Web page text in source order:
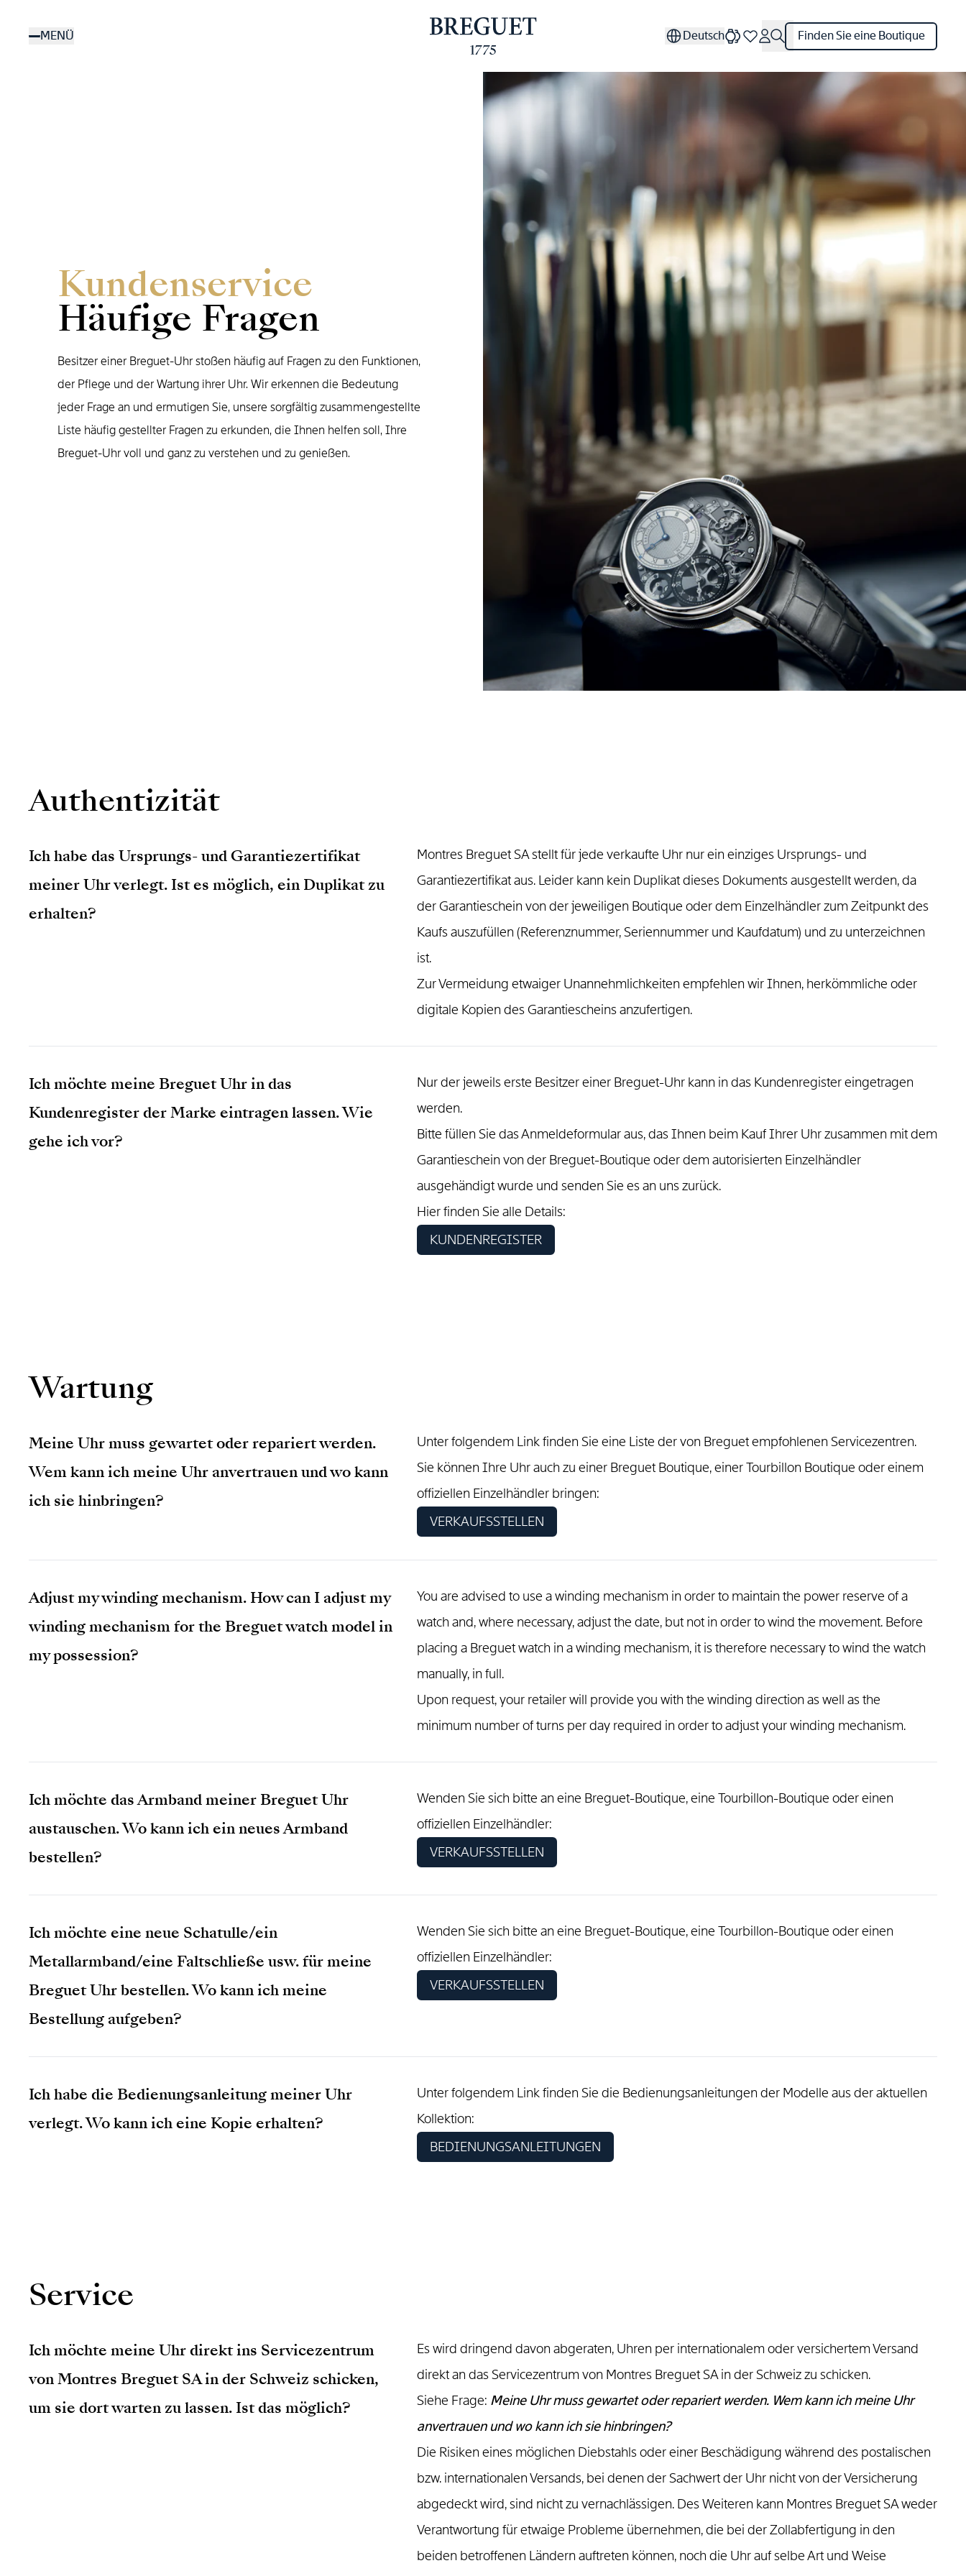
MENÜ Deutsch Finden Sie eine Boutique
Kundenservice
Häufige Fragen
Besitzer einer Breguet-Uhr stoßen häufig auf Fragen zu den Funktionen,
der Pflege und der Wartung ihrer Uhr. Wir erkennen die Bedeutung
jeder Frage an und ermutigen Sie, unsere sorgfältig zusammengestellte
Liste häufig gestellter Fragen zu erkunden, die Ihnen helfen soll, Ihre
Breguet-Uhr voll und ganz zu verstehen und zu genießen.
Authentizität
Ich habe das Ursprungs- und Garantiezertifikat
meiner Uhr verlegt. Ist es möglich, ein Duplikat zu
erhalten?
Montres Breguet SA stellt für jede verkaufte Uhr nur ein einziges Ursprungs- und
Garantiezertifikat aus. Leider kann kein Duplikat dieses Dokuments ausgestellt werden, da
der Garantieschein von der jeweiligen Boutique oder dem Einzelhändler zum Zeitpunkt des
Kaufs auszufüllen (Referenznummer, Seriennummer und Kaufdatum) und zu unterzeichnen
ist.
Zur Vermeidung etwaiger Unannehmlichkeiten empfehlen wir Ihnen, herkömmliche oder
digitale Kopien des Garantiescheins anzufertigen.
Ich möchte meine Breguet Uhr in das
Kundenregister der Marke eintragen lassen. Wie
gehe ich vor?
Nur der jeweils erste Besitzer einer Breguet-Uhr kann in das Kundenregister eingetragen
werden.
Bitte füllen Sie das Anmeldeformular aus, das Ihnen beim Kauf Ihrer Uhr zusammen mit dem
Garantieschein von der Breguet-Boutique oder dem autorisierten Einzelhändler
ausgehändigt wurde und senden Sie es an uns zurück.
Hier finden Sie alle Details:
KUNDENREGISTER
Wartung
Meine Uhr muss gewartet oder repariert werden.
Wem kann ich meine Uhr anvertrauen und wo kann
ich sie hinbringen?
Unter folgendem Link finden Sie eine Liste der von Breguet empfohlenen Servicezentren.
Sie können Ihre Uhr auch zu einer Breguet Boutique, einer Tourbillon Boutique oder einem
offiziellen Einzelhändler bringen:
VERKAUFSSTELLEN
Adjust my winding mechanism. How can I adjust my
winding mechanism for the Breguet watch model in
my possession?
You are advised to use a winding mechanism in order to maintain the power reserve of a
watch and, where necessary, adjust the date, but not in order to wind the movement. Before
placing a Breguet watch in a winding mechanism, it is therefore necessary to wind the watch
manually, in full.
Upon request, your retailer will provide you with the winding direction as well as the
minimum number of turns per day required in order to adjust your winding mechanism.
Ich möchte das Armband meiner Breguet Uhr
austauschen. Wo kann ich ein neues Armband
bestellen?
Wenden Sie sich bitte an eine Breguet-Boutique, eine Tourbillon-Boutique oder einen
offiziellen Einzelhändler:
VERKAUFSSTELLEN
Ich möchte eine neue Schatulle/ein
Metallarmband/eine Faltschließe usw. für meine
Breguet Uhr bestellen. Wo kann ich meine
Bestellung aufgeben?
Wenden Sie sich bitte an eine Breguet-Boutique, eine Tourbillon-Boutique oder einen
offiziellen Einzelhändler:
VERKAUFSSTELLEN
Ich habe die Bedienungsanleitung meiner Uhr
verlegt. Wo kann ich eine Kopie erhalten?
Unter folgendem Link finden Sie die Bedienungsanleitungen der Modelle aus der aktuellen
Kollektion:
BEDIENUNGSANLEITUNGEN
Service
Ich möchte meine Uhr direkt ins Servicezentrum
von Montres Breguet SA in der Schweiz schicken,
um sie dort warten zu lassen. Ist das möglich?
Es wird dringend davon abgeraten, Uhren per internationalem oder versichertem Versand
direkt an das Servicezentrum von Montres Breguet SA in der Schweiz zu schicken.
Siehe Frage: Meine Uhr muss gewartet oder repariert werden. Wem kann ich meine Uhr
anvertrauen und wo kann ich sie hinbringen?
Die Risiken eines möglichen Diebstahls oder einer Beschädigung während des postalischen
bzw. internationalen Versands, bei denen der Sachwert der Uhr nicht von der Versicherung
abgedeckt wird, sind nicht zu vernachlässigen. Des Weiteren kann Montres Breguet SA weder
Verantwortung für etwaige Probleme übernehmen, die bei der Zollabfertigung in den
beiden betroffenen Ländern auftreten können, noch die Uhr auf selbe Art und Weise